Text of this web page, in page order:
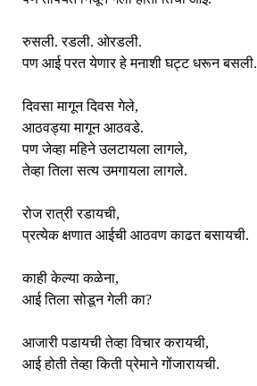
रुसली. रडली. ओरडली.
पण आई परत येणार हे मनाशी घट्ट धरून बसली.
दिवसा मागून दिवस गेले,
आठवड्या मागून आठवडे.
पण जेव्हा महिने उलटायला लागले,
तेव्हा तिला सत्य उमगायला लागले.
रोज रात्री रडायची,
प्रत्येक क्षणात आईची आठवण काढत बसायची.
काही केल्या कळेना,
आई तिला सोडून गेली का?
आजारी पडायची तेव्हा विचार करायची,
आई होती तेव्हा किती प्रेमाने गोंजारायची.